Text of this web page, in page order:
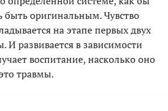
быть оригинальным. Чувство
на этапе первых двух
развивается в зависимости
воспитание, насколько оно
травмы.